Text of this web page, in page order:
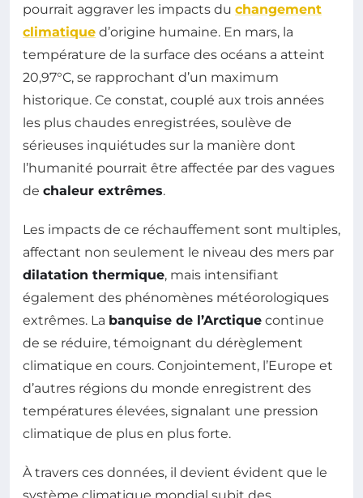
pourrait aggraver les impacts du changement
climatique d’origine humaine. En mars, la
température de la surface des océans a atteint
20,97°C, se rapprochant d’un maximum
historique. Ce constat, couplé aux trois années
les plus chaudes enregistrées, soulève de
sérieuses inquiétudes sur la manière dont
l’humanité pourrait être affectée par des vagues
de chaleur extrêmes.
Les impacts de ce réchauffement sont multiples,
affectant non seulement le niveau des mers par
dilatation thermique, mais intensifiant
également des phénomènes météorologiques
extrêmes. La banquise de l’Arctique continue
de se réduire, témoignant du dérèglement
climatique en cours. Conjointement, l’Europe et
d’autres régions du monde enregistrent des
températures élevées, signalant une pression
climatique de plus en plus forte.
À travers ces données, il devient évident que le